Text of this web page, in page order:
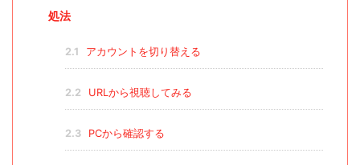
処法
2.1 アカウントを切り替える
2.2 URLから視聴してみる
2.3 PCから確認する